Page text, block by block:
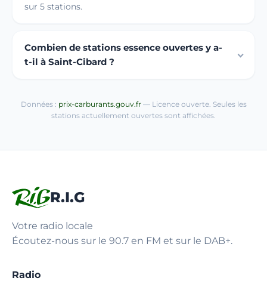
sur 5 stations.
Combien de stations essence ouvertes y a-
t-il à Saint-Cibard ?
Données : prix-carburants.gouv.fr— Licence ouverte. Seules les
stations actuellement ouvertes sont affichées.
R.I.G
Votre radio locale
Écoutez-nous sur le 90.7 en FM et sur le DAB+.
Radio